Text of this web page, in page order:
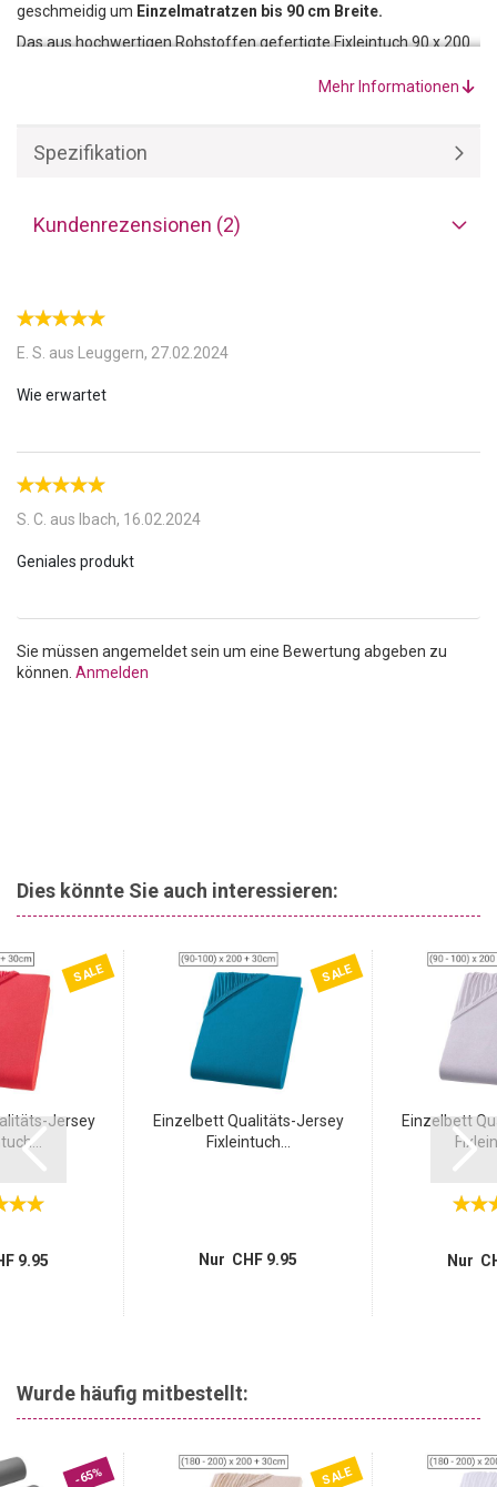
geschmeidig um Einzelmatratzen bis 90 cm Breite.
Das aus hochwertigen Rohstoffen gefertigte Fixleintuch 90 x 200
und ist daher besonders warm. Das
Mehr Informationen
Spezifikation
Kundenrezensionen (2)
E. S. aus Leuggern, 27.02.2024
S. C. aus Ibach, 16.02.2024
Sie müssen angemeldet sein um eine Bewertung abgeben zu
können. Anmelden
Dies könnte Sie auch interessieren:
SALE
Jersey
9.95
SALE
Einzelbett Qualitäts-Jersey
Fixleintuch...
Nur CHF 9.95
Einzelbett
Nur
Wurde häufig mitbestellt:
-65% SALE